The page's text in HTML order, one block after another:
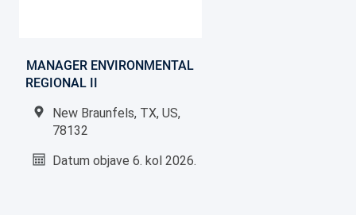
MANAGER ENVIRONMENTAL
REGIONAL II
New Braunfels, TX, US,
78132
Datum objave 6. kol 2026.